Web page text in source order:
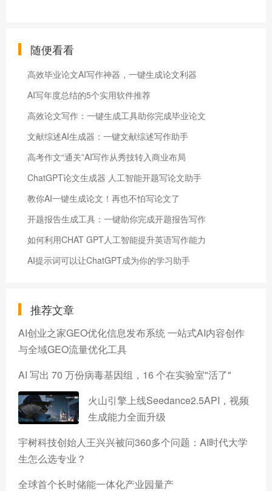
随便看看
高效毕业论文AI写作神器，一键生成论文利器
AI写年度总结的5个实用软件推荐
高效论文写作：一键生成工具助你完成毕业论文
文献综述AI生成器：一键文献综述写作助手
高考作文“通关”AI写作从秀技转入商业布局
ChatGPT论文生成器 人工智能开题写论文助手
教你AI一键生成论文！再也不怕写论文了
开题报告生成工具：一键助你完成开题报告写作
如何利用CHAT GPT人工智能提升英语写作能力
AI提示词可以让ChatGPT成为你的学习助手
推荐文章
AI创业之家GEO优化信息发布系统 一站式AI内容创作
与全域GEO流量优化工具
AI 写出 70 万份病毒基因组，16 个在实验室"活了"
火山引擎上线Seedance2.5API，视频
生成能力全面升级
宇树科技创始人王兴兴被问360多个问题：AI时代大学
生怎么选专业？
全球首个长时储能一体化产业园量产